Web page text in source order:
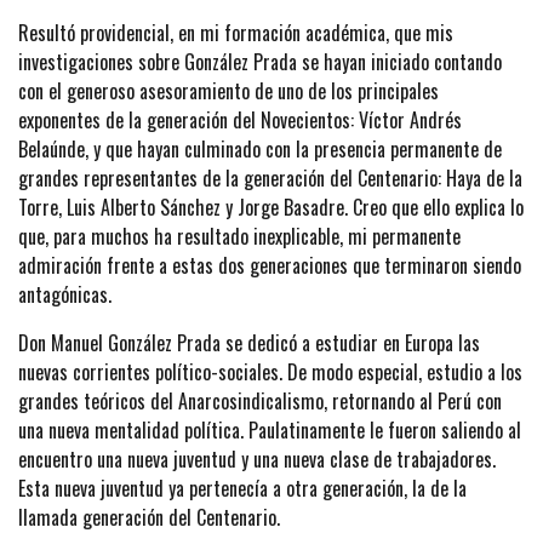
Resultó providencial, en mi formación académica, que mis
investigaciones sobre González Prada se hayan iniciado contando
con el generoso asesoramiento de uno de los principales
exponentes de la generación del Novecientos: Víctor Andrés
Belaúnde, y que hayan culminado con la presencia permanente de
grandes representantes de la generación del Centenario: Haya de la
Torre, Luis Alberto Sánchez y Jorge Basadre. Creo que ello explica lo
que, para muchos ha resultado inexplicable, mi permanente
admiración frente a estas dos generaciones que terminaron siendo
antagónicas.
Don Manuel González Prada se dedicó a estudiar en Europa las
nuevas corrientes político-sociales. De modo especial, estudio a los
grandes teóricos del Anarcosindicalismo, retornando al Perú con
una nueva mentalidad política. Paulatinamente le fueron saliendo al
encuentro una nueva juventud y una nueva clase de trabajadores.
Esta nueva juventud ya pertenecía a otra generación, la de la
llamada generación del Centenario.